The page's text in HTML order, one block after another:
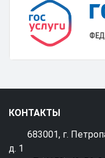
КОНТАКТЫ
683001, г.
д. 1